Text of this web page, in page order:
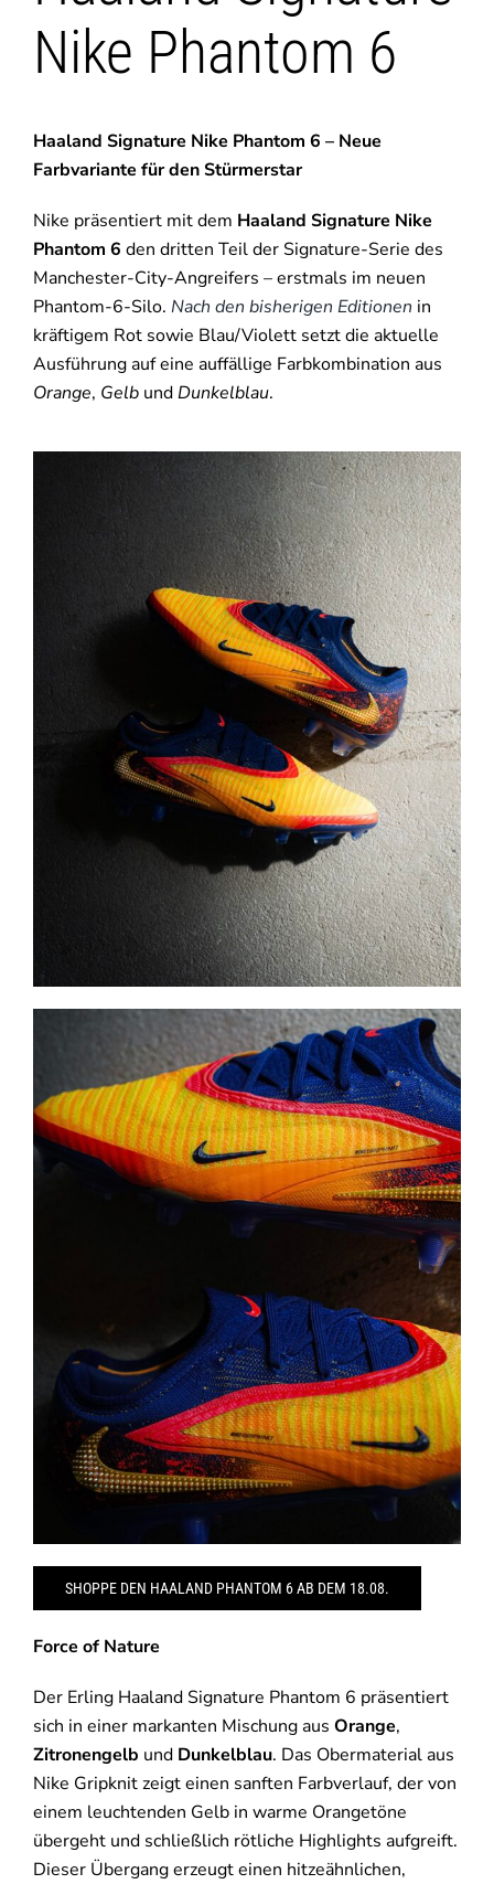
Nike Phantom 6
Haaland Signature Nike Phantom 6 – Neue
Farbvariante für den Stürmerstar
Nike präsentiert mit dem Haaland Signature Nike
Phantom 6 den dritten Teil der Signature-Serie des
Manchester-City-Angreifers – erstmals im neuen
Phantom-6-Silo. Nach den bisherigen Editionen in
kräftigem Rot sowie Blau/Violett setzt die aktuelle
Ausführung auf eine auffällige Farbkombination aus
Orange, GelbundDunkelblau.
SHOPPE DEN HAALAND PHANTOM 6 AB DEM 18.08.
Force of Nature
Der Erling Haaland Signature Phantom 6 präsentiert
sich in einer markanten Mischung aus Orange,
Zitronengelb und Dunkelblau. Das Obermaterial aus
Nike Gripknit zeigt einen sanften Farbverlauf, der von
einem leuchtenden Gelb in warme Orangetöne
übergeht und schließlich rötliche Highlights aufgreift.
Dieser Übergang erzeugt einen hitzeähnlichen,